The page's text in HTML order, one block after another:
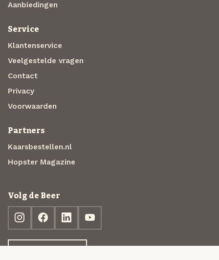
Aanbiedingen
Service
Klantenservice
Veelgestelde vragen
Contact
Privacy
Voorwaarden
Partners
Kaarsbestellen.nl
Hopster Magazine
Volg de Beer